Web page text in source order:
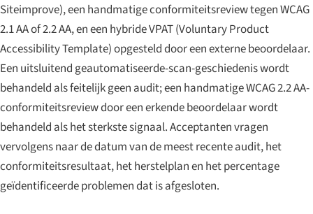
Siteimprove), een handmatige conformiteitsreview tegen WCAG
2.1 AA of 2.2 AA, en een hybride VPAT (Voluntary Product
Accessibility Template) opgesteld door een externe beoordelaar.
Een uitsluitend geautomatiseerde-scan-geschiedenis wordt
behandeld als feitelijk geen audit; een handmatige WCAG 2.2 AA-
conformiteitsreview door een erkende beoordelaar wordt
behandeld als het sterkste signaal. Acceptanten vragen
vervolgens naar de datum van de meest recente audit, het
conformiteitsresultaat, het herstelplan en het percentage
geïdentificeerde problemen dat is afgesloten.